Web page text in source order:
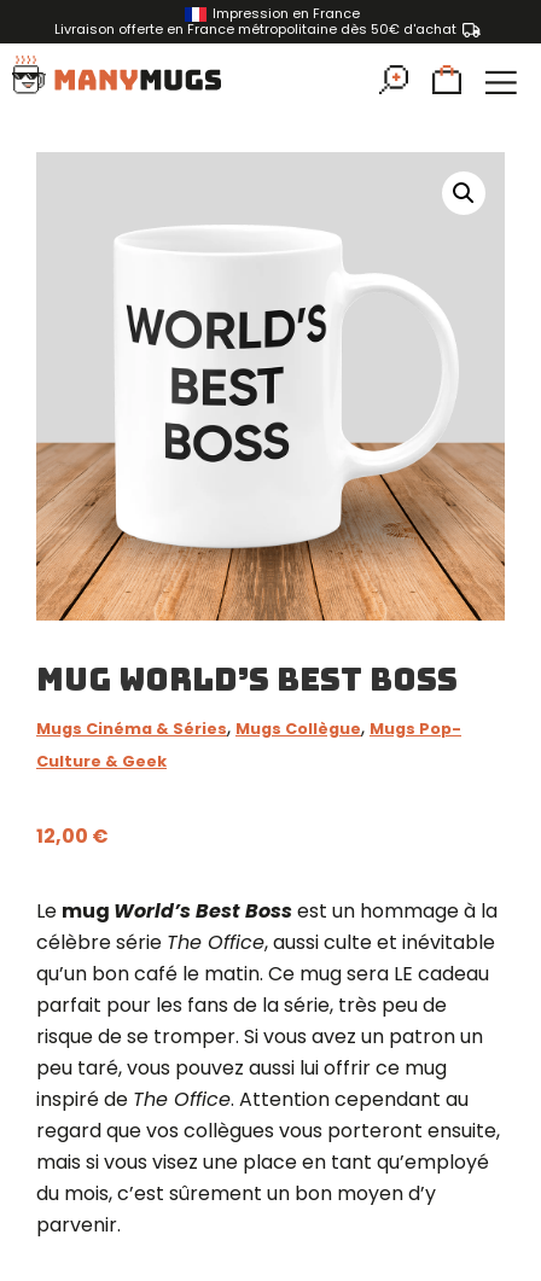
Impression en France
Livraison offerte en France métropolitaine dès 50€ d'achat
Mug World’s Best Boss
Mugs Cinéma & Séries, Mugs Collègue, Mugs Pop-
Culture & Geek
12,00 €
Le mug World’s Best Bossest un hommage à la
célèbre série The Office, aussi culte et inévitable
qu’un bon café le matin. Ce mug sera LE cadeau
parfait pour les fans de la série, très peu de
risque de se tromper. Si vous avez un patron un
peu taré, vous pouvez aussi lui offrir ce mug
inspiré de The Office. Attention cependant au
regard que vos collègues vous porteront ensuite,
mais si vous visez une place en tant qu’employé
du mois, c’est sûrement un bon moyen d’y
parvenir.